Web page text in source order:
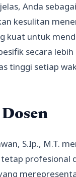
Anda
kesulitan
kuat untuk
secara
tinggi setiap
S.Ip., M.T.
profesional